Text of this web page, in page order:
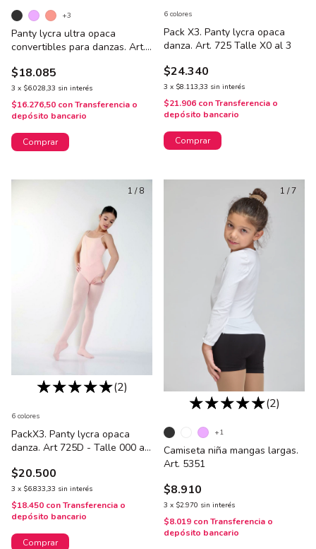
Panty lycra ultra opaca
convertibles para danzas. Art.
$18.085
3 x $6.028,33 sin interés
$16.276,50 conTransferencia o
depósito bancario
+3
Comprar
Pack X3. Panty lycra opaca
danza. Art. 725 Talle X0 al 3
$24.340
3 x $8.113,33 sin interés
$21.906 conTransferencia o
depósito bancario
6 colores
Comprar
1 /8
(2)
PackX3. Panty lycra opaca
danza. Art 725D - Talle 000 al
$20.500
3 x $6.833,33 sin interés
$18.450 conTransferencia o
depósito bancario
6 colores
Comprar
1 /7
(2)
Camiseta niña mangas largas.
Art. 5351
$8.910
3 x $2.970 sin interés
$8.019 conTransferencia o
depósito bancario
+1